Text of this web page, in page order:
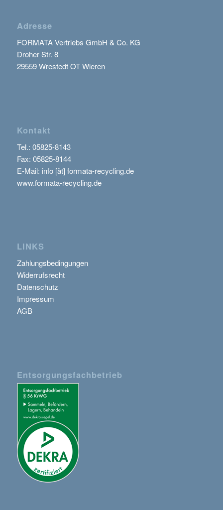
Adresse
FORMATA Vertriebs GmbH & Co. KG
Droher Str. 8
29559 Wrestedt OT Wieren
Kontakt
Tel.: 05825-8143
Fax: 05825-8144
E-Mail: info [ät] formata-recycling.de
www.formata-recycling.de
LINKS
Zahlungsbedingungen
Widerrufsrecht
Datenschutz
Impressum
AGB
Entsorgungsfachbetrieb